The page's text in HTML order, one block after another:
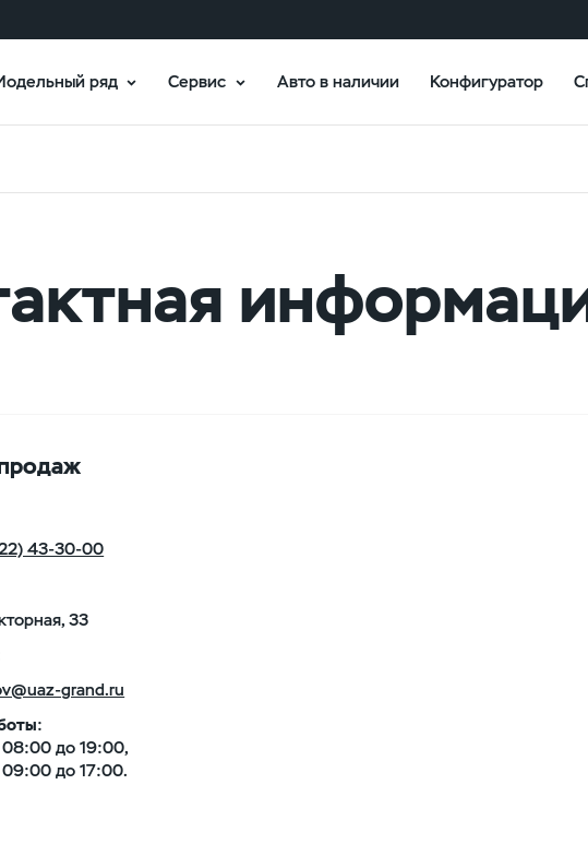
ряд Сервис Авто в наличии Конфигуратор
43-30-00
33
grand.ru
:
08:00 до 19:00,
09:00 до 17:00.